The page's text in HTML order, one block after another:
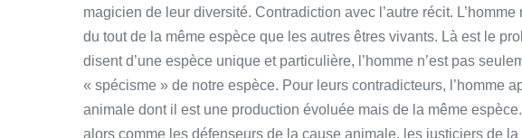
magicien de leur diversité. Contradiction avec l’autre récit. L’homme
du tout de la même espèce que les autres êtres vivants. Là est le
disent d’une espèce unique et particulière, l’homme n’est pas
« spécisme » de notre espèce. Pour leurs contradicteurs, l’homme
animale dont il est une production évoluée mais de la même
alors comme les défenseurs de la cause animale, les justiciers de